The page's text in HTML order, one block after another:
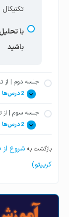
تکنیکال
با
باشید
جلسه دوم | از
2 درس‌ها
فارکس،
جلسه سوم | از
2 درس‌ها
راه ترید
بازگشت به شروع
کریپتو)